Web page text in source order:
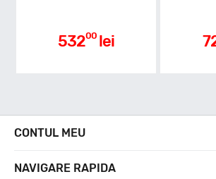
Aderenta pe carosabil ud
Nivel de zgomot
75
728
CONTUL MEU
NAVIGARE RAPIDA